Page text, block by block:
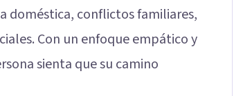
doméstica, conflictos familiares,
Con un enfoque empático y
sienta que su camino